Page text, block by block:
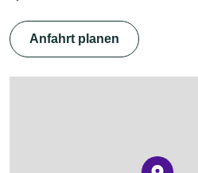
Anfahrt planen